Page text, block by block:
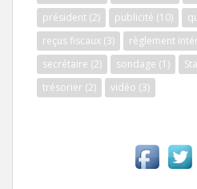
président (2) publicité (10)
reçus fiscaux (3) règlement
secrétaire (2) sondage (1)
trésorier (2) vidéo (3)